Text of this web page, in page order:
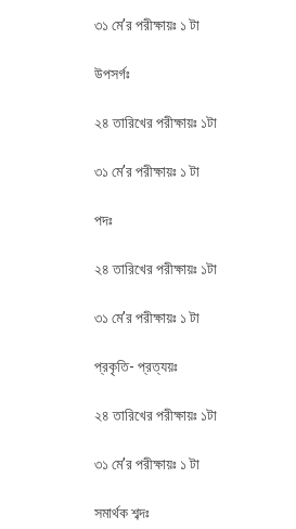
৩১ মে’র পরীক্ষায়ঃ ১ টা
উপসর্গঃ
২৪ তারিখের পরীক্ষায়ঃ ১টা
৩১ মে’র পরীক্ষায়ঃ ১ টা
পদঃ
২৪ তারিখের পরীক্ষায়ঃ ১টা
৩১ মে’র পরীক্ষায়ঃ ১ টা
প্রকৃতি- প্রত্যয়ঃ
২৪ তারিখের পরীক্ষায়ঃ ১টা
৩১ মে’র পরীক্ষায়ঃ ১ টা
সমার্থক শব্দঃ